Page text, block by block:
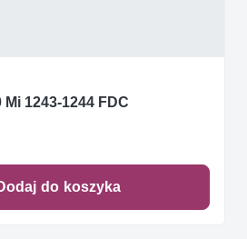
1243-1244 FDC
do koszyka